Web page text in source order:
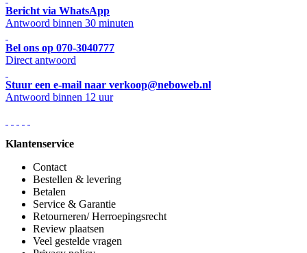
Bericht via WhatsApp
Antwoord binnen 30 minuten
Bel ons op 070-3040777
Direct antwoord
Stuur een e-mail naar verkoop@neboweb.nl
Antwoord binnen 12 uur
Klantenservice
Contact
Bestellen & levering
Betalen
Service & Garantie
Retourneren/ Herroepingsrecht
Review plaatsen
Veel gestelde vragen